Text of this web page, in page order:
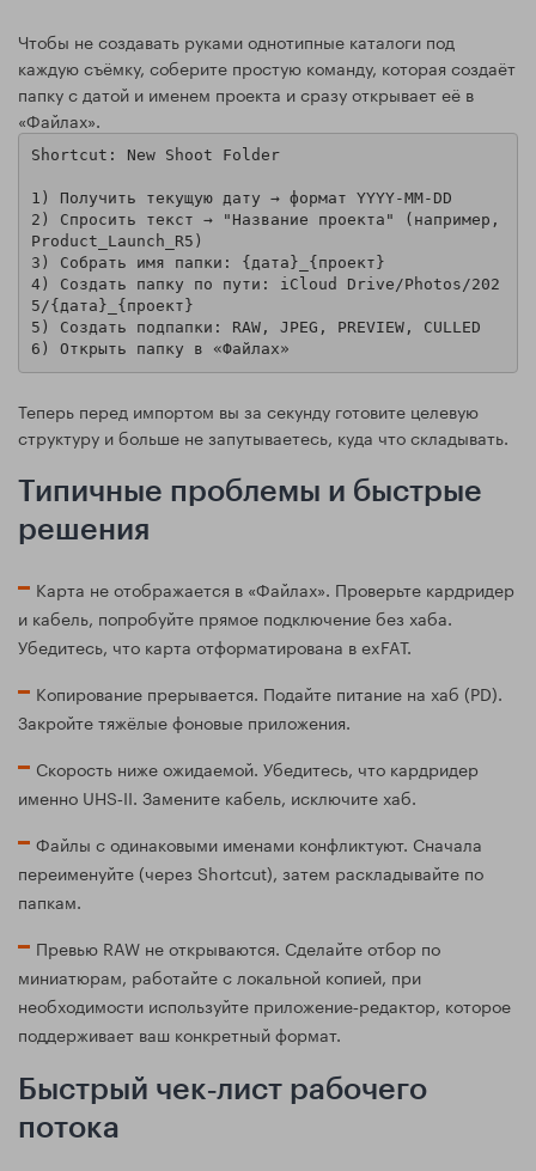
Чтобы не создавать руками однотипные каталоги под
каждую съёмку, соберите простую команду, которая создаёт
папку с датой и именем проекта и сразу открывает её в
«Файлах».
Shortcut: New Shoot Folder
1) Получить текущую дату → формат YYYY-MM-DD
2) Спросить текст → "Название проекта" (например,
Product_Launch_R5)
3) Собрать имя папки: {дата}_{проект}
4) Создать папку по пути: iCloud Drive/Photos/202
5/{дата}_{проект}
5) Создать подпапки: RAW, JPEG, PREVIEW, CULLED
Теперь перед импортом вы за секунду готовите целевую
структуру и больше не запутываетесь, куда что складывать.
Типичные проблемы и быстрые
решения
Карта не отображается в «Файлах». Проверьте кардридер
и кабель, попробуйте прямое подключение без хаба.
Убедитесь, что карта отформатирована в exFAT.
Копирование прерывается. Подайте питание на хаб (PD).
Закройте тяжёлые фоновые приложения.
Скорость ниже ожидаемой. Убедитесь, что кардридер
именно UHS‑II. Замените кабель, исключите хаб.
Файлы с одинаковыми именами конфликтуют. Сначала
переименуйте (через Shortcut), затем раскладывайте по
папкам.
Превью RAW не открываются. Сделайте отбор по
миниатюрам, работайте с локальной копией, при
необходимости используйте приложение‑редактор, которое
поддерживает ваш конкретный формат.
Быстрый чек‑лист рабочего
потока